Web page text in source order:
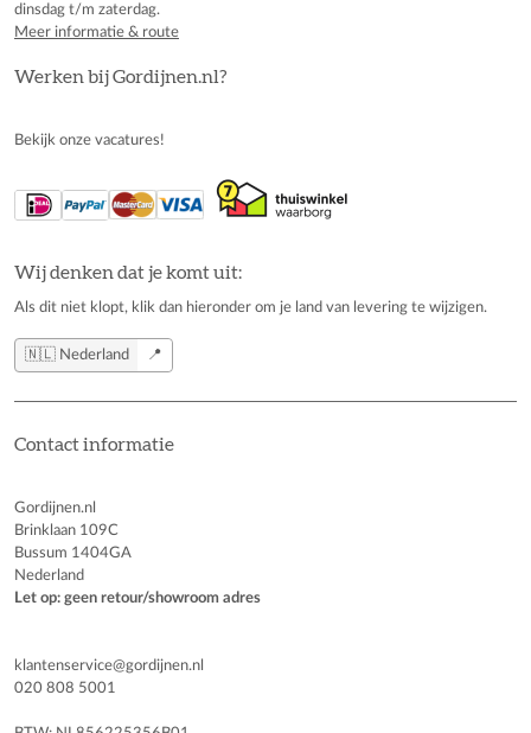
dinsdag t/m zaterdag.
Meer informatie & route
Werken bij Gordijnen.nl?
Bekijk onze vacatures!
Wij denken dat je komt uit:
Als dit niet klopt, klik dan hieronder om je land van levering te wijzigen.
🇳🇱 Nederland 📍
Contact informatie
Gordijnen.nl
Brinklaan 109C
Bussum 1404GA
Nederland
Let op: geen retour/showroom adres
klantenservice@gordijnen.nl
020 808 5001